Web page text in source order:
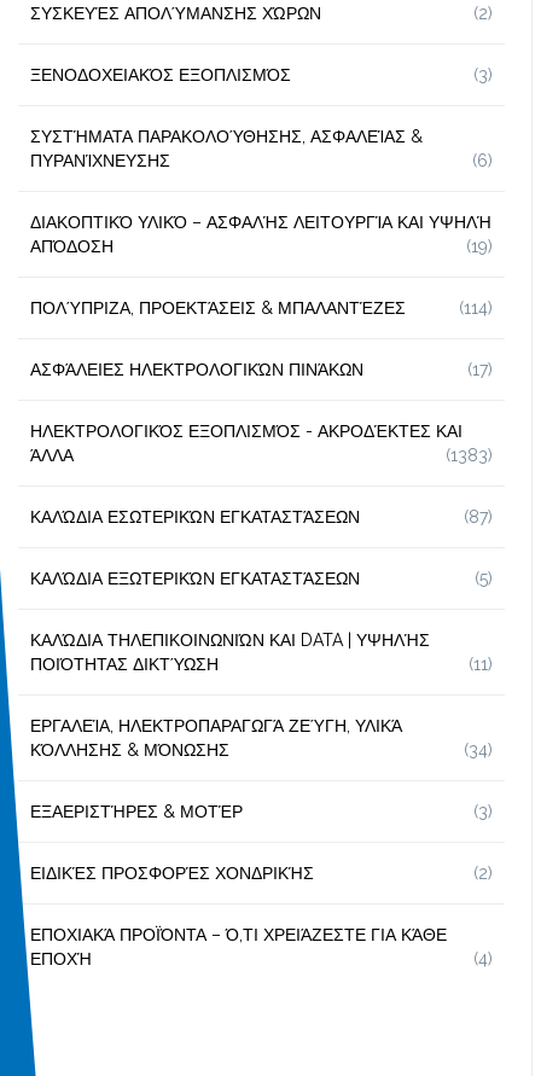
ΣΥΣΚΕΥΈΣ ΑΠΟΛΎΜΑΝΣΗΣ ΧΏΡΩΝ (2)
ΞΕΝΟΔΟΧΕΙΑΚΌΣ ΕΞΟΠΛΙΣΜΌΣ (3)
ΣΥΣΤΉΜΑΤΑ ΠΑΡΑΚΟΛΟΎΘΗΣΗΣ, ΑΣΦΑΛΕΊΑΣ &
ΠΥΡΑΝΊΧΝΕΥΣΗΣ
(6)
ΔΙΑΚΟΠΤΙΚΌ ΥΛΙΚΌ – ΑΣΦΑΛΉΣ ΛΕΙΤΟΥΡΓΊΑ ΚΑΙ ΥΨΗΛΉ
ΑΠΌΔΟΣΗ
(19)
ΠΟΛΎΠΡΙΖΑ, ΠΡΟΕΚΤΆΣΕΙΣ & ΜΠΑΛΑΝΤΈΖΕΣ (114)
ΑΣΦΆΛΕΙΕΣ ΗΛΕΚΤΡΟΛΟΓΙΚΏΝ ΠΙΝΆΚΩΝ (17)
ΗΛΕΚΤΡΟΛΟΓΙΚΌΣ ΕΞΟΠΛΙΣΜΌΣ - ΑΚΡΟΔΈΚΤΕΣ ΚΑΙ
ΆΛΛΑ
(1383)
ΚΑΛΏΔΙΑ ΕΣΩΤΕΡΙΚΏΝ ΕΓΚΑΤΑΣΤΆΣΕΩΝ (87)
ΚΑΛΏΔΙΑ ΕΞΩΤΕΡΙΚΏΝ ΕΓΚΑΤΑΣΤΆΣΕΩΝ (5)
ΚΑΛΏΔΙΑ ΤΗΛΕΠΙΚΟΙΝΩΝΙΏΝ ΚΑΙ DATA | ΥΨΗΛΉΣ
ΠΟΙΌΤΗΤΑΣ ΔΙΚΤΎΩΣΗ
(11)
ΕΡΓΑΛΕΊΑ, ΗΛΕΚΤΡΟΠΑΡΑΓΩΓΆ ΖΕΎΓΗ, ΥΛΙΚΆ
ΚΌΛΛΗΣΗΣ & ΜΌΝΩΣΗΣ
(34)
ΕΞΑΕΡΙΣΤΉΡΕΣ & ΜΟΤΈΡ (3)
ΕΙΔΙΚΈΣ ΠΡΟΣΦΟΡΈΣ ΧΟΝΔΡΙΚΉΣ (2)
ΕΠΟΧΙΑΚΆ ΠΡΟΪΌΝΤΑ – Ό,ΤΙ ΧΡΕΙΆΖΕΣΤΕ ΓΙΑ ΚΆΘΕ
ΕΠΟΧΉ
(4)